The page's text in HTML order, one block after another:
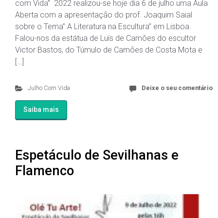
com Vida” 2022 realizou-se hoje dia 6 de julho uma Aula
Aberta com a apresentação do prof. Joaquim Saial
sobre o Tema” A Literatura na Escultura” em Lisboa.
Falou-nos da estátua de Luís de Camões do escultor
Victor Bastos, do Túmulo de Camões de Costa Mota e
[…]
Julho Com Vida Deixe o seu comentário
Saiba mais
Espetáculo de Sevilhanas e
Flamenco